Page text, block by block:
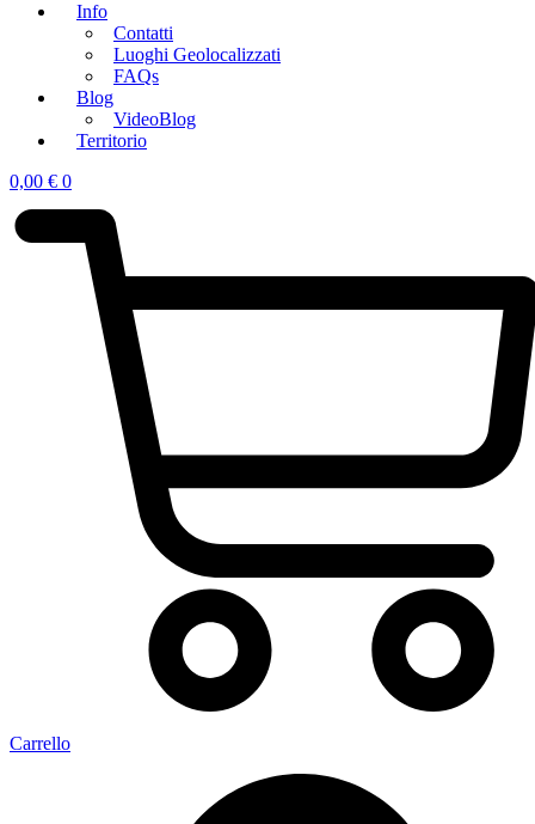
Info
Contatti
Luoghi Geolocalizzati
FAQs
Blog
VideoBlog
Territorio
0,00 € 0
Carrello